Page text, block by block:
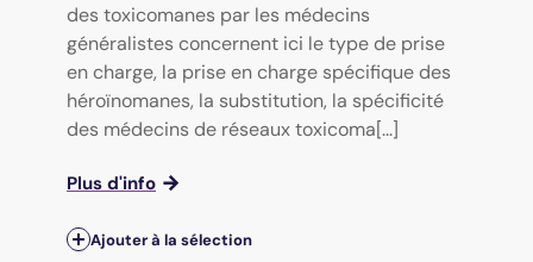
des toxicomanes par les médecins
généralistes concernent ici le type de prise
en charge, la prise en charge spécifique des
héroïnomanes, la substitution, la spécificité
des médecins de réseaux toxicoma[...]
Plus d'info
Ajouter à la sélection